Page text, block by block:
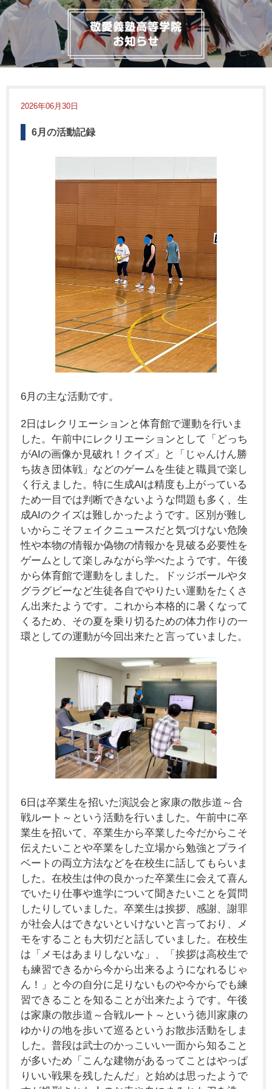
2026年06月30日
6月の活動記録
6月の主な活動です。
2日はレクリエーションと体育館で運動を行いま
した。午前中にレクリエーションとして「どっち
がAIの画像か見破れ！クイズ」と「じゃんけん勝
ち抜き団体戦」などのゲームを生徒と職員で楽し
く行えました。特に生成AIは精度も上がっている
ため一目では判断できないような問題も多く、生
成AIのクイズは難しかったようです。区別が難し
いからこそフェイクニュースだと気づけない危険
性や本物の情報か偽物の情報かを見破る必要性を
ゲームとして楽しみながら学べたようです。午後
から体育館で運動をしました。ドッジボールやタ
グラグビーなど生徒各自でやりたい運動をたくさ
ん出来たようです。これから本格的に暑くなって
くるため、その夏を乗り切るための体力作りの一
環としての運動が今回出来たと言っていました。
6 日は卒業生を招いた演説会と家康の散歩道～合
戦ルート～という活動を行いました。午前中に卒
業生を招いて、卒業生から卒業した今だからこそ
伝えたいことや卒業をした立場から勉強とプライ
ベートの両立方法などを在校生に話してもらいま
した。在校生は仲の良かった卒業生に会えて喜ん
でいたり仕事や進学について聞きたいことを質問
したりしていました。卒業生は挨拶、感謝、謝罪
が社会人はできないといけないと言っており、メ
モをすることも大切だと話していました。在校生
は「メモはあまりしないな」、「挨拶は高校生で
も練習できるから今から出来るようになれるじゃ
ん！」と今の自分に足りないものや今からでも練
習できることを知ることが出来たようです。午後
は家康の散歩道～合戦ルート～という徳川家康の
ゆかりの地を歩いて巡るというお散歩活動をしま
した。普段は武士のかっこいい一面から知ること
が多いため「こんな建物があるってことはやっぱ
りいい戦果を残したんだ」と始めは思ったようで